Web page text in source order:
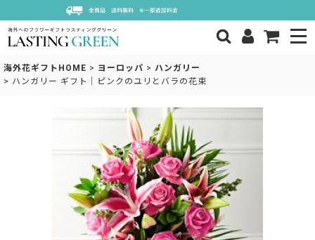
海外花ギフトHOME > ヨーロッパ > ハンガリー
> ハンガリー ギフト｜ピンクのユリとバラの花束